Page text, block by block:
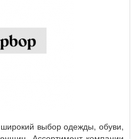
широкий выбор одежды, обуви,